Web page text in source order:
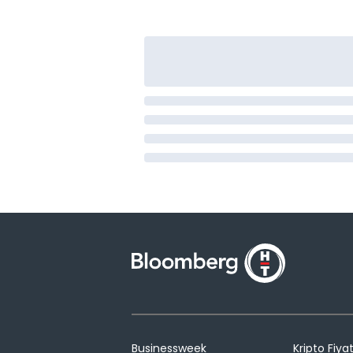
Businessweek
Kripto